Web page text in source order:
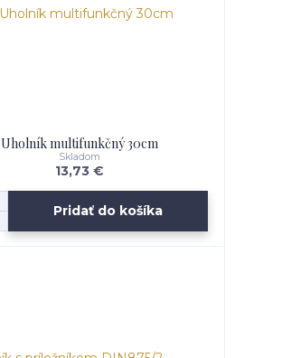
Uholník multifunkčný 30cm
13,73 €
Skladom
Pridať do košíka